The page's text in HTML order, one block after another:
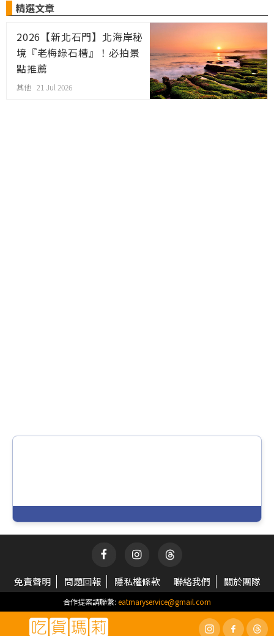
精選文章
2026【新北石門】北海岸秘
境『老梅綠石槽』！必拍景
點推薦
其他 21 Jul 2026
免責聲明 問題回報 隱私權條款 聯絡我們 關於團隊
合作提案請聯繫: eatmaryservice@gmail.com